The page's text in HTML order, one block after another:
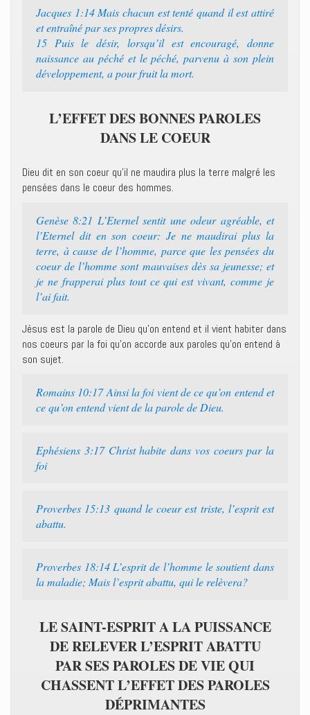
Jacques 1:14 Mais chacun est tenté quand il est attiré
et entraîné par ses propres désirs.
15 Puis le désir, lorsqu’il est encouragé, donne
naissance au péché et le péché, parvenu à son plein
développement, a pour fruit la mort.
L’EFFET DES BONNES PAROLES
DANS LE COEUR
Dieu dit en son coeur qu’il ne maudira plus la terre malgré les
pensées dans le coeur des hommes.
Genèse 8:21 L’Eternel sentit une odeur agréable, et
l’Eternel dit en son coeur: Je ne maudirai plus la
terre, à cause de l’homme, parce que les pensées du
coeur de l’homme sont mauvaises dès sa jeunesse; et
je ne frapperai plus tout ce qui est vivant, comme je
l’ai fait.
Jésus est la parole de Dieu qu’on entend et il vient habiter dans
nos coeurs par la foi qu’on accorde aux paroles qu’on entend à
son sujet.
Romains 10:17 Ainsi la foi vient de ce qu’on entend et
ce qu’on entend vient de la parole de Dieu.
Ephésiens 3:17 Christ habite dans vos coeurs par la
foi
Proverbes 15:13 quand le coeur est triste, l’esprit est
abattu.
Proverbes 18:14 L’esprit de l’homme le soutient dans
la maladie; Mais l’esprit abattu, qui le relèvera?
LE SAINT-ESPRIT A LA PUISSANCE
DE RELEVER L’ESPRIT ABATTU
PAR SES PAROLES DE VIE QUI
CHASSENT L’EFFET DES PAROLES
DÉPRIMANTES